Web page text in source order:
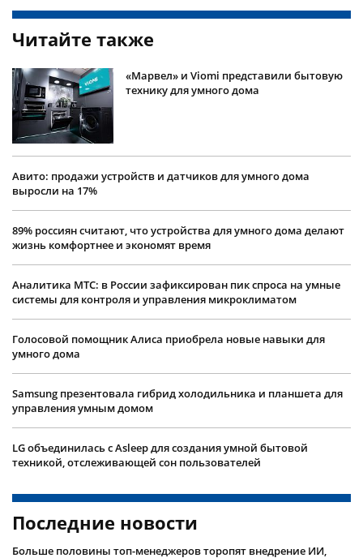
Читайте также
«Марвел» и Viomi представили бытовую
технику для умного дома
Авито: продажи устройств и датчиков для умного дома
выросли на 17%
89% россиян считают, что устройства для умного дома делают
жизнь комфортнее и экономят время
Аналитика МТС: в России зафиксирован пик спроса на умные
системы для контроля и управления микроклиматом
Голосовой помощник Алиса приобрела новые навыки для
умного дома
Samsung презентовала гибрид холодильника и планшета для
управления умным домом
LG объединилась с Asleep для создания умной бытовой
техникой, отслеживающей сон пользователей
Последние новости
Больше половины топ-менеджеров торопят внедрение ИИ,